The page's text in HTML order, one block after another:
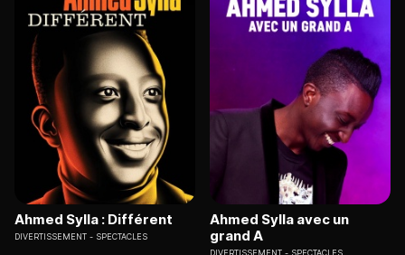
Ahmed Sylla : Différent
DIVERTISSEMENT SPECTACLES
Ahmed Sylla avec un
grand A
DIVERTISSEMENT SPECTACLES